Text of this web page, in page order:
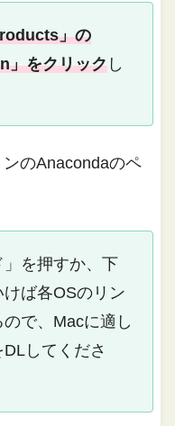
」の
をクリック し
のAnacondaのペ
を押すか、下
ば各OSのリン
で、Macに適し
してくださ